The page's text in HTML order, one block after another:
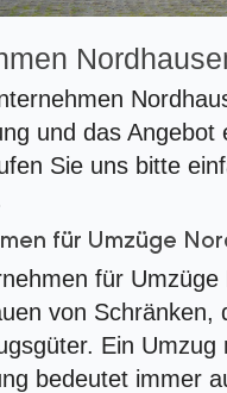
und das
Sie uns bitte
für Umzüge
für
von
Ein
bedeutet immer